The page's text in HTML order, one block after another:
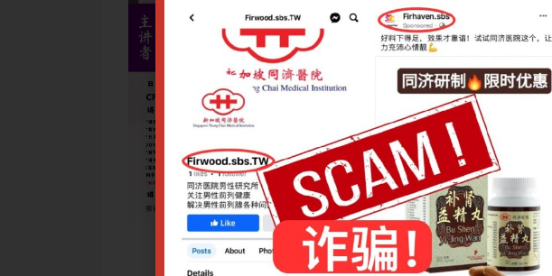
8.15pm
Introduction：